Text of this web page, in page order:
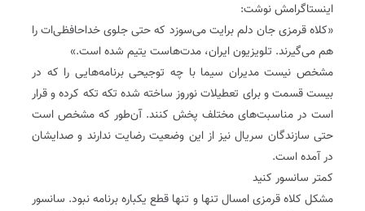
اینستاگرامش نوشت:
«کلاه قرمزی جان دلم برایت می‌سوزد که حتی جلوی خداحافظی‌ات را
هم می‌گیرند. تلویزیون ایران، مدت‌هاست یتیم شده است.»
مشخص نیست مدیران سیما با چه توجیحی برنامه‌‌هایی را که در
بیست قسمت و برای تعطیلات نوروز ساخته شده تکه تکه کرده و قرار
است در مناسبت‌های مختلف پخش کنند. آن‌طور که مشخص است
حتی سازندگان سریال نیز از این وضعیت رضایت ندارند و صدایشان
در آمده است.
کمتر سانسور کنید
مشکل کلاه قرمزی امسال تنها و تنها قطع یکباره برنامه نبود. سانسور